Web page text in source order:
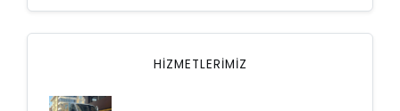
HIZMETLERIMIZ